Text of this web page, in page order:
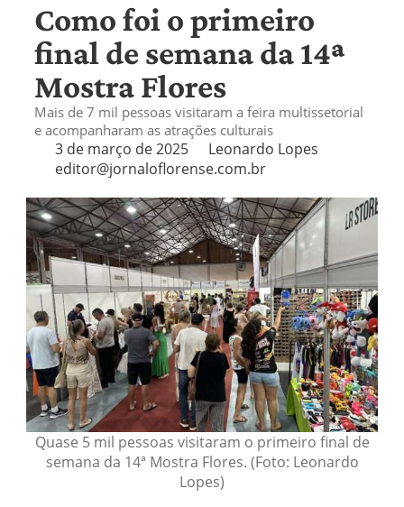
Como foi o primeiro
final de semana da 14ª
Mostra Flores
Mais de 7 mil pessoas visitaram a feira multissetorial
e acompanharam as atrações culturais
3 de março de 2025
Leonardo Lopes
editor@jornaloflorense.com.br
Quase 5 mil pessoas visitaram o primeiro final de
semana da 14ª Mostra Flores. (Foto: Leonardo
Lopes)